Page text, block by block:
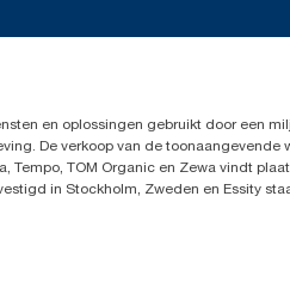
en oplossingen gebruikt door een
De verkoop van de toonaangevende
Tempo, TOM Organic en Zewa vindt
in Stockholm, Zweden en Essity